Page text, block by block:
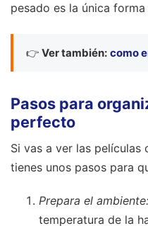
pesado es la única
👉 Ver también: como
Pasos para
perfecto
Si vas a ver las películas
tienes unos pasos para
Prepara el ambiente:
temperatura de la